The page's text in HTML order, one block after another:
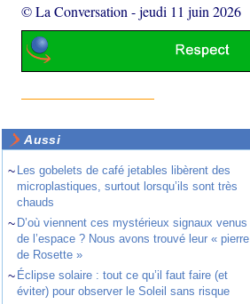
© La Conversation -jeudi 11 juin 2026
Aussi
~ Les gobelets de café jetables libèrent des
microplastiques, surtout lorsqu’ils sont très
chauds
~ D’où viennent ces mystérieux signaux venus
de l’espace ? Nous avons trouvé leur « pierre
de Rosette »
~ Éclipse solaire : tout ce qu’il faut faire (et
éviter) pour observer le Soleil sans risque